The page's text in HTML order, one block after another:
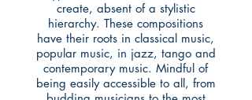
create, absent of a stylistic
hierarchy. These compositions
have their roots in classical music,
popular music, in jazz, tango and
contemporary music. Mindful of
being easily accessible to all, from